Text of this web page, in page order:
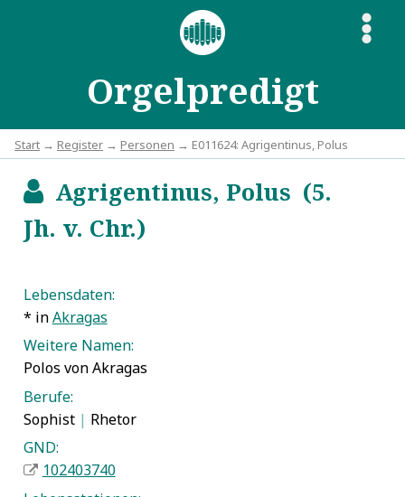
Orgelpredigt
S
Start → Register → Personen → E011624: Agrigentinus, Polus
bAgrigentinus, Polus (5.
Jh. v. Chr.)
Lebensdaten:
* inAkragas
Weitere Namen:
Polos von Akragas
Berufe:
Sophist | Rhetor
GND:
102403740